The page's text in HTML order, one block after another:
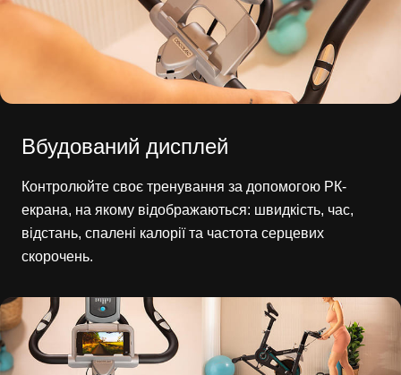
Вбудований дисплей
Контролюйте своє тренування за допомогою РК-
екрана, на якому відображаються: швидкість, час,
відстань, спалені калорії та частота серцевих
скорочень.